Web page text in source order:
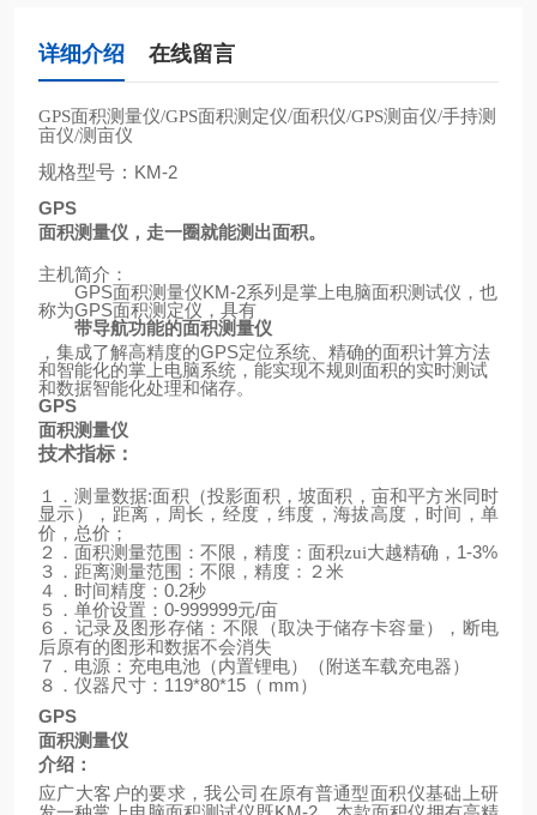
详细介绍 在线留言
GPS面积测量仪/GPS面积测定仪/面积仪/GPS测亩仪/手持测
亩仪/测亩仪
规格型号： KM-2
GPS
面积测量仪，走一圈就能测出面积。
主机简介：
GPS面积测量仪KM-2系列是掌上电脑面积测试仪，也
称为GPS面积测定仪，具有
带导航功能的面积测量仪
，集成了解高精度的GPS定位系统、精确的面积计算方法
和智能化的掌上电脑系统，能实现不规则面积的实时测试
和数据智能化处理和储存。
GPS
面积测量仪
技术指标：
１．测量数据:面积（投影面积，坡面积，亩和平方米同时
显示），距离，周长，经度，纬度，海拔高度，时间，单
价，总价；
２．面积测量范围：不限，精度：面积zui大越精确， 1-3%
３．距离测量范围：不限，精度：２米
４．时间精度： 0.2秒
５．单价设置： 0-999999元/亩
６．记录及图形存储：不限（取决于储存卡容量），断电
后原有的图形和数据不会消失
７．电源：充电电池（内置锂电）
（ 附送车载充电器）
８．仪器尺寸： 119*80*15 （ mm）
GPS
面积测量仪
介绍：
应广大客户的要求，我公司在原有普通型面积仪基础上研